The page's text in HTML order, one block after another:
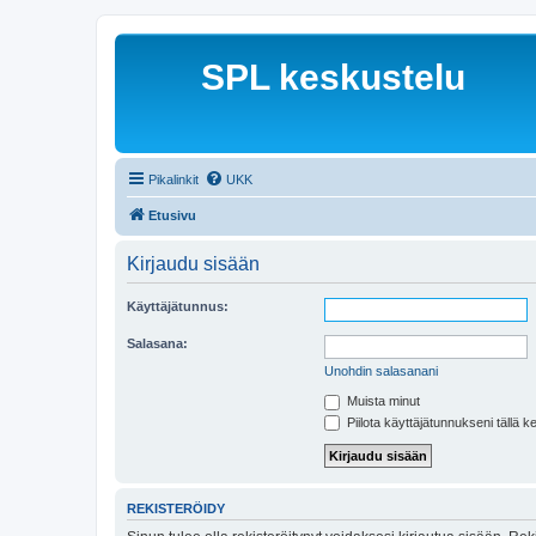
SPL keskustelu
Pikalinkit UKK
Etusivu
Kirjaudu sisään
Käyttäjätunnus:
Salasana:
Unohdin salasanani
Muista minut
Piilota käyttäjätunnukseni tällä
REKISTERÖIDY